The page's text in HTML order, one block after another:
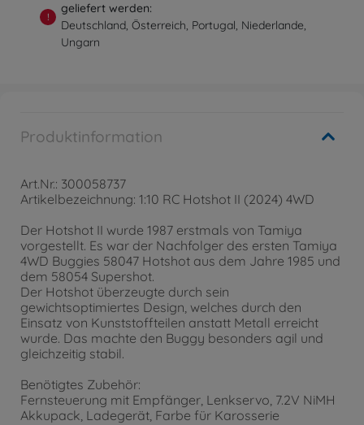
!
geliefert werden:
Deutschland, Österreich, Portugal, Niederlande,
Ungarn
Produktinformation
Art.Nr.: 300058737
Artikelbezeichnung: 1:10 RC Hotshot II (2024) 4WD
Der Hotshot II wurde 1987 erstmals von Tamiya
vorgestellt. Es war der Nachfolger des ersten Tamiya
4WD Buggies 58047 Hotshot aus dem Jahre 1985 und
dem 58054 Supershot.
Der Hotshot überzeugte durch sein
gewichtsoptimiertes Design, welches durch den
Einsatz von Kunststoffteilen anstatt Metall erreicht
wurde. Das machte den Buggy besonders agil und
gleichzeitig stabil.
Benötigtes Zubehör:
Fernsteuerung mit Empfänger, Lenkservo, 7.2V NiMH
Akkupack, Ladegerät, Farbe für Karosserie